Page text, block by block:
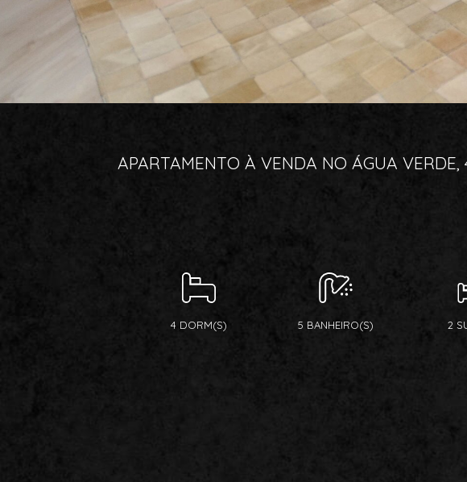
APARTAMENTO À VENDA NO ÁGUA
4 DORM(S) 5 BANHEIRO(S) 2